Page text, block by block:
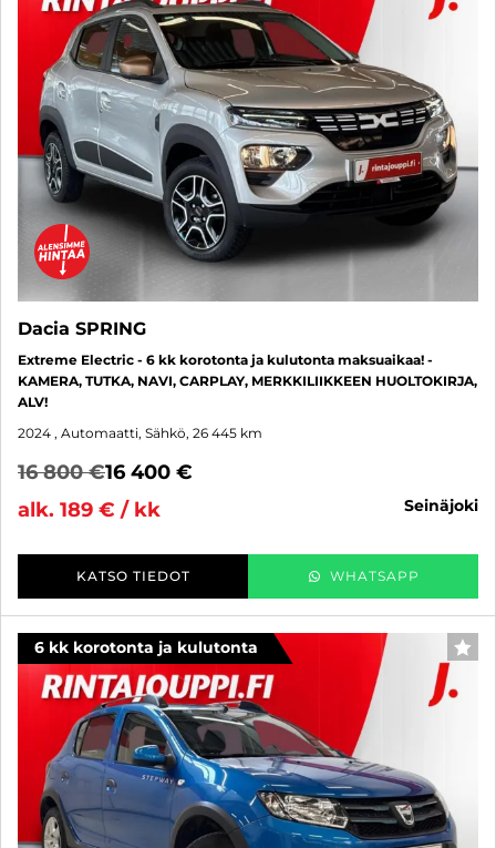
Dacia SPRING
Extreme Electric - 6 kk korotonta ja kulutonta maksuaikaa! -
KAMERA, TUTKA, NAVI, CARPLAY, MERKKILIIKKEEN HUOLTOKIRJA,
ALV!
2024 , Automaatti, Sähkö, 26 445 km
16 800 €16 400 €
alk. 189 € / kk
seinäjoki
KATSO TIEDOT WHATSAPP
6 kk korotonta ja kulutonta